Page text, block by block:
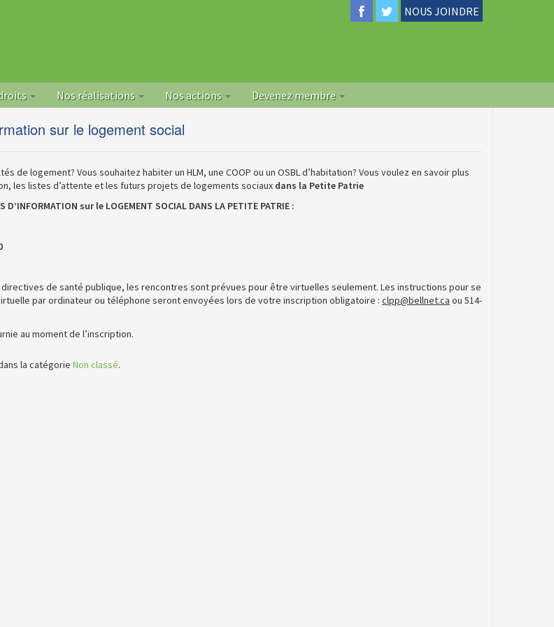
NOUS JOINDRE
Nos réalisations Nos actions Devenez membre
sur le logement social
de logement? Vous souhaitez habiter un HLM, une COOP ou un OSBL d’habitation? Vous voulez en savoir plus
les listes d’attente et les futurs projets de logements sociaux dans la Petite Patrie
D’INFORMATION sur le LOGEMENT SOCIAL DANS LA PETITE PATRIE :
de santé publique, les rencontres sont prévues pour être virtuelles seulement. Les instructions pour se
par ordinateur ou téléphone seront envoyées lors de votre inscription obligatoire : clpp@bellnet.ca ou 514-
au moment de l’inscription.
la catégorie Non classé.